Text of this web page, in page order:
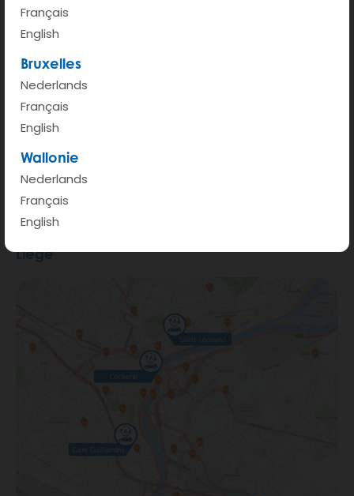
Français
English
Bruxelles
Nederlands
Français
English
Wallonie
Nederlands
Français
English
Liège